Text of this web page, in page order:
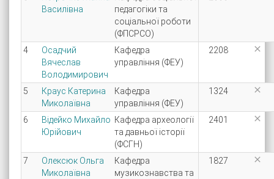
Василівна
педагогіки та
соціальної роботи
(ФПСРСО)
4
Осадчий
Вячеслав
Володимирович
Кафедра
управління (ФЕУ)
2208 
5
Краус Катерина
Миколаївна
Кафедра
управління (ФЕУ)
1324 
6
Відейко Михайло
Юрійович
Кафедра археології
та давньої історії
(ФСГН)
2401 
7
Олексюк Ольга
Миколаївна
Кафедра
музикознавства та
1827 